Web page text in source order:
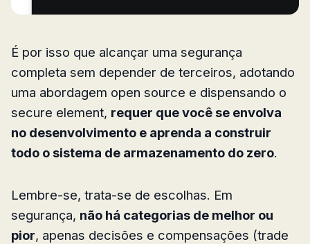
É por isso que alcançar uma segurança
completa sem depender de terceiros, adotando
uma abordagem open source e dispensando o
secure element, requer que você se envolva
no desenvolvimento e aprenda a construir
todo o sistema de armazenamento do zero.
Lembre-se, trata-se de escolhas. Em
segurança, não há categorias de melhor ou
pior, apenas decisões e compensações (trade